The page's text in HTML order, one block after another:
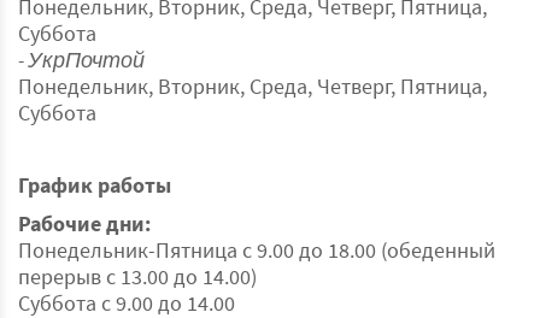
Понедельник, Вторник, Среда, Четверг, Пятница,
Суббота
- УкрПочтой
Понедельник, Вторник, Среда, Четверг, Пятница,
Суббота
График работы
Рабочие дни:
Понедельник-Пятница с 9.00 до 18.00 (обеденный
перерыв с 13.00 до 14.00)
Суббота с 9.00 до 14.00